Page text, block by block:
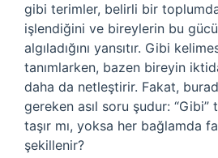
gibi terimler, belirli bir
işlendiğini ve bireylerin bu
algıladığını yansıtır. Gibi
tanımlarken, bazen bireyin
daha da netleştirir. Fakat,
gereken asıl soru şudur: “Gibi”
taşır mı, yoksa her bağlamda
şekillenir?